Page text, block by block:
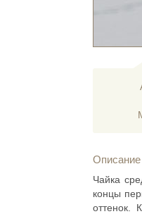
Описание
Чайка
концы
оттенок.